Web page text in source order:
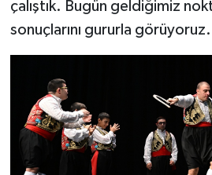
çalıştık. Bugün geldiğimiz
sonuçlarını gururla